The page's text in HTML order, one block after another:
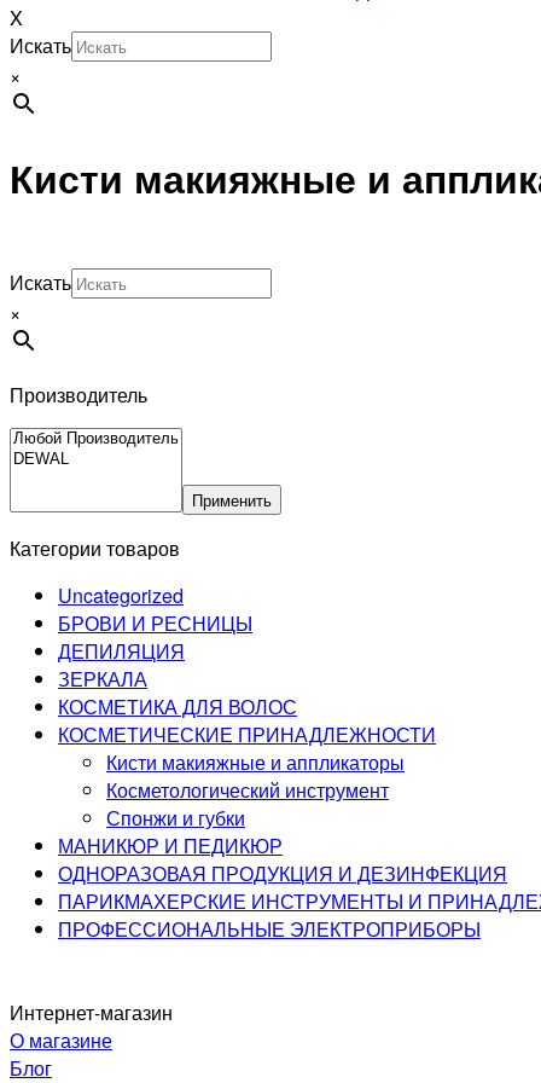
X
Искать
×
Кисти макияжные и
Искать
×
Производитель
Применить
Категории товаров
Uncategorized
БРОВИ И РЕСНИЦЫ
ДЕПИЛЯЦИЯ
ЗЕРКАЛА
КОСМЕТИКА ДЛЯ ВОЛОС
КОСМЕТИЧЕСКИЕ ПРИНАДЛЕЖНОСТИ
Кисти макияжные и аппликаторы
Косметологический инструмент
Спонжи и губки
МАНИКЮР И ПЕДИКЮР
ОДНОРАЗОВАЯ ПРОДУКЦИЯ И ДЕЗИНФЕКЦИЯ
ПАРИКМАХЕРСКИЕ ИНСТРУМЕНТЫ И
ПРОФЕССИОНАЛЬНЫЕ ЭЛЕКТРОПРИБОРЫ
Интернет-магазин
О магазине
Блог